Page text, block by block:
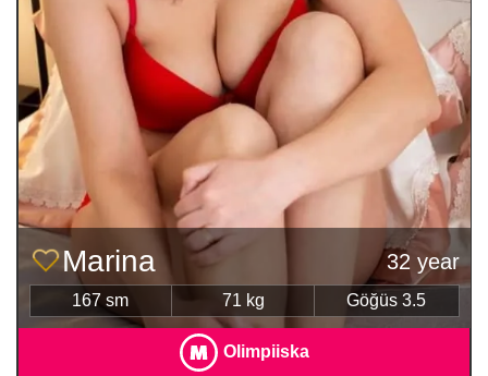
Marina 32 year
167 sm 71 kg Göğüs 3.5
Olimpiiska